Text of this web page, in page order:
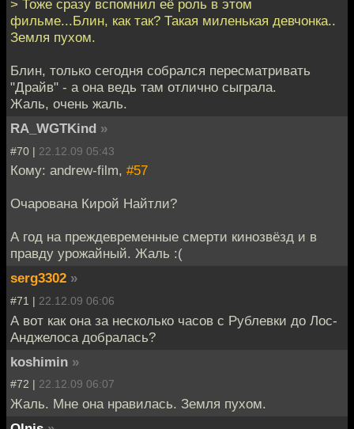
> Тоже сразу вспомнил её роль в этом
фильме...Блин, как так? Такая миленькая девчонка..
Земля пухом.
Блин, только сегодня собрался пересматривать
"Драйв" - а она ведь там отлично сыграла.
Жаль, очень жаль.
RA_WGTKind »
#70 | 22.12.09 05:43
Кому: andrew-film, #57
Очарована Кирой Найтли?
А год на преждевременные смерти кинозвёзд и в
правду урожайный. Жаль :(
serg3302 »
#71 | 22.12.09 06:06
А вот как она за несколько часов с Рублевки до Лос-
Анджелоса добралась?
koshimin »
#72 | 22.12.09 06:07
Жаль. Мне она нравилась. Земля пухом.